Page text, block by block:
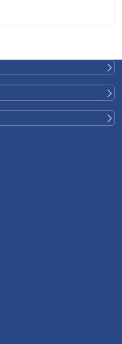
盘突出症状 症状因椎间
常见症状包括： 如果不及
重，并可能导致： 椎间盘
诊断通常从病史询问和
治疗方案 对于轻度或
续存在的症状： 如果病
出现放射性腿痛、睡眠
，医生可能会建议您进
创脊柱手术。 内镜下椎
虽然与年龄相关的退行
以下方式降低风险并延
果您长期遭受背痛、颈
情加重才就医。请咨询
合适的治疗方案。 如需
： (+66)84-751-6222